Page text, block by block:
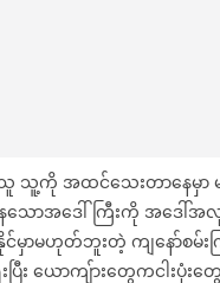
ာသူ သူ့ကို အထင်သေးတာနေ
နေသောအဒေါ်ကြီးကို အဒ
မဟုတ်ဘူးတဲ့ ကျနော်စမ်းက
ြီး ယောကျ်ားတွေကငါးပုံ